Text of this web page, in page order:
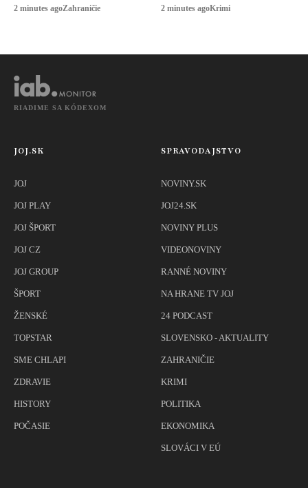
jedna
2 minutes agoZahraničie
Obžalovaným vadí
2 minutes agoKrimi
RIADIME SA KÓDEXOM
JOJ.SK
JOJ
JOJ PLAY
JOJ ŠPORT
JOJ CZ
JOJ GROUP
ŠPORT
ŽENSKÉ
TOPSTAR
SME CHLAPI
ZDRAVIE
HISTORY
POČASIE
SPRAVODAJSTVO
NOVINY.SK
JOJ24.SK
NOVINY PLUS
VIDEONOVINY
RANNÉ NOVINY
NA HRANE TV JOJ
24 PODCAST
SLOVENSKO - AKTUALITY
ZAHRANIČIE
KRIMI
POLITIKA
EKONOMIKA
SLOVÁCI V EÚ